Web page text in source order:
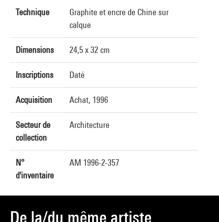
Technique
Graphite et encre de Chine sur
calque
Dimensions 24,5 x 32 cm
Inscriptions Daté
Acquisition Achat, 1996
Secteur de
collection
Architecture
N°
d'inventaire
AM 1996-2-357
De la/du même artiste